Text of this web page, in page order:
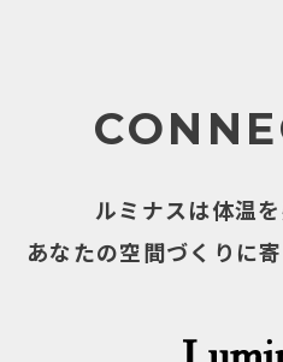
ルミナスは体温を
あなたの空間づくりに